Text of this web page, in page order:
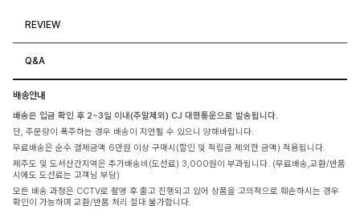
REVIEW
Q&A
배송안내
배송은 입금 확인 후 2~3일 이내(주말제외) CJ 대한통운으로 발송됩니다.
단, 주문량이 폭주하는 경우 배송이 지연될 수 있으니 양해바랍니다.
무료배송은 순수 결제금액 6만원 이상 구매시(할인 및 적립금 제외한 금액) 적용됩니다.
제주도 및 도서산간지역은 추가배송비(도선료) 3,000원이 부과됩니다. (무료배송,교환/반품
시에도 도선료는 고객님 부담)
모든 배송 과정은 CCTV로 촬영 후 출고 진행되고 있어 상품을 고의적으로 훼손하시는 경우
확인이 가능하며 교환/반품 처리 절대 불가합니다.